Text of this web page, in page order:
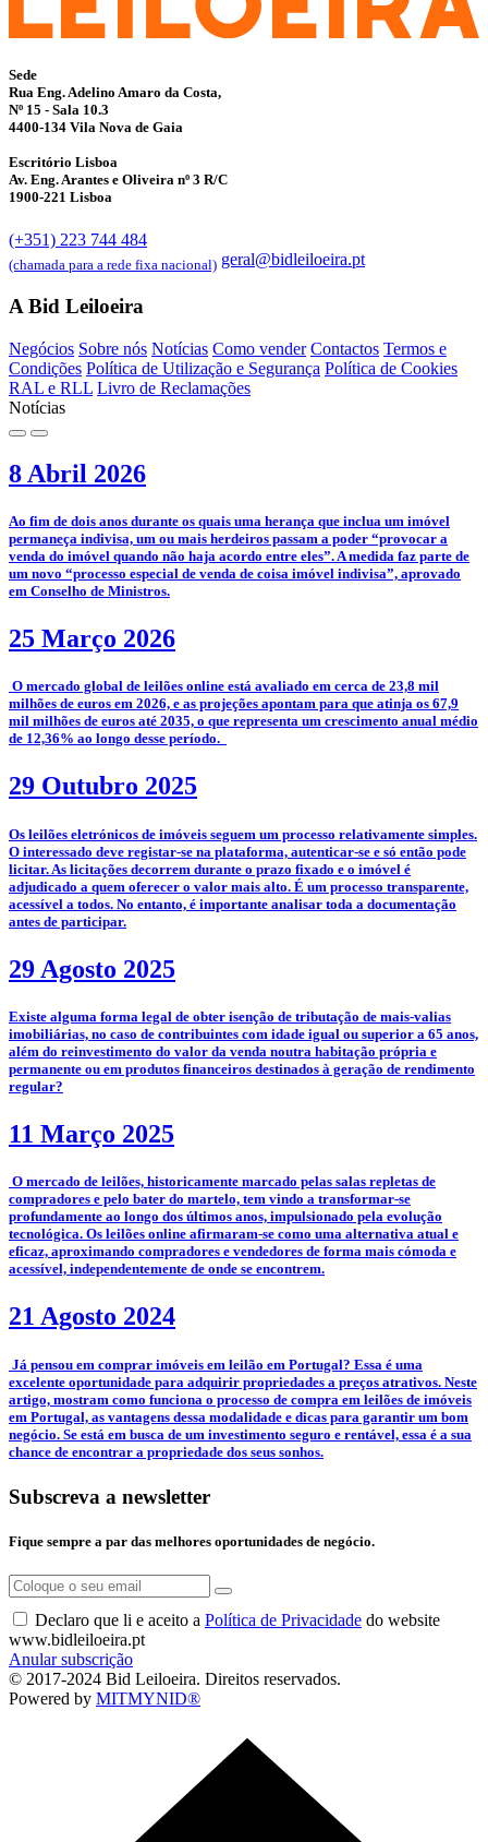
Sede
Rua Eng. Adelino Amaro da Costa,
Nº 15 - Sala 10.3
4400-134 Vila Nova de Gaia
Escritório Lisboa
Av. Eng. Arantes e Oliveira nº 3 R/C
1900-221 Lisboa
(+351) 223 744 484
(chamada para a rede fixa nacional) geral@bidleiloeira.pt
A Bid Leiloeira
Negócios Sobre nós Notícias Como vender Contactos Termos e
Condições Política de Utilização e Segurança Política de Cookies
RAL e RLL Livro de Reclamações
Notícias
8 Abril 2026
­Ao fim de dois anos durante os quais uma herança que inclua um imóvel
permaneça indivisa, um ou mais herdeiros passam a poder “provocar a
venda do imóvel quando não haja acordo entre eles”. A medida faz parte de
um novo “processo especial de venda de coisa imóvel indivisa”, aprovado
em Conselho de Ministros.
25 Março 2026
­­ O mercado global de leilões online está avaliado em cerca de 23,8 mil
milhões de euros em 2026, e as projeções apontam para que atinja os 67,9
mil milhões de euros até 2035, o que representa um crescimento anual médio
de 12,36% ao longo desse período.
29 Outubro 2025
­­Os leilões eletrónicos de imóveis seguem um processo relativamente simples.
O interessado deve registar-se na plataforma, autenticar-se e só então pode
licitar. As licitações decorrem durante o prazo fixado e o imóvel é
adjudicado a quem oferecer o valor mais alto. É um processo transparente,
acessível a todos. No entanto, é importante analisar toda a documentação
antes de participar.
29 Agosto 2025
­Existe alguma forma legal de obter isenção de tributação de mais-valias
imobiliárias, no caso de contribuintes com idade igual ou superior a 65 anos,
além do reinvestimento do valor da venda noutra habitação própria e
permanente ou em produtos financeiros destinados à geração de rendimento
regular?
11 Março 2025
­­­­ O mercado de leilões, historicamente marcado pelas salas repletas de
compradores e pelo bater do martelo, tem vindo a transformar-se
profundamente ao longo dos últimos anos, impulsionado pela evolução
tecnológica. Os leilões online afirmaram-se como uma alternativa atual e
eficaz, aproximando compradores e vendedores de forma mais cómoda e
acessível, independentemente de onde se encontrem.
21 Agosto 2024
­ Já pensou em comprar imóveis em leilão em Portugal? Essa é uma
excelente oportunidade para adquirir propriedades a preços atrativos. Neste
artigo, mostram como funciona o processo de compra em leilões de imóveis
em Portugal, as vantagens dessa modalidade e dicas para garantir um bom
negócio. Se está em busca de um investimento seguro e rentável, essa é a sua
chance de encontrar a propriedade dos seus sonhos.
Subscreva a newsletter
Fique sempre a par das melhores oportunidades de negócio.
Declaro que li e aceito a Política de Privacidade do website
www.bidleiloeira.pt
Anular subscrição
© 2017-2024 Bid Leiloeira. Direitos reservados.
Powered by MITMYNID®